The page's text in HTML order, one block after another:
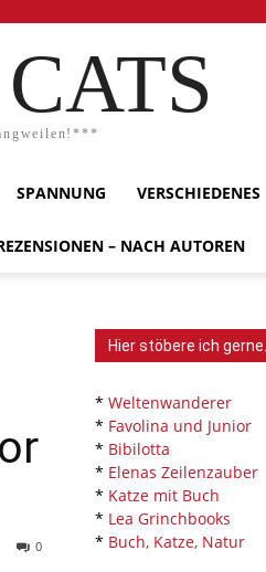
SPANNUNG VERSCHIEDENES
– NACH AUTOREN
0
Hier stöbere ich gerne…
* Weltenwanderer
* Favolina und Junior
* Bibilotta
* Elenas Zeilenzauber
* Katze mit Buch
* Lea Grinchbooks
* Buch, Katze, Natur